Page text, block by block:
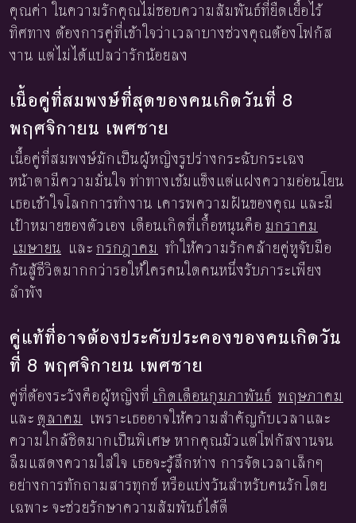
คุณค่า ในความรักคุณไม่ชอบความสัมพันธ์ที่ยืดเยื้อไร้
ทิศทาง ต้องการคู่ที่เข้าใจว่าเวลาบางช่วงคุณต้องโฟกัส
งาน แต่ไม่ได้แปลว่ารักน้อยลง
เนื้อคู่ที่สมพงษ์ที่สุดของคนเกิดวันที่ 8
พฤศจิกายน เพศชาย
เนื้อคู่ที่สมพงษ์มักเป็นผู้หญิงรูปร่างกระฉับกระเฉง
หน้าตามีความมั่นใจ ท่าทางเข้มแข็งแต่แฝงความอ่อนโยน
เธอเข้าใจโลกการทำงาน เคารพความฝันของคุณ และมี
เป้าหมายของตัวเอง เดือนเกิดที่เกื้อหนุนคือ มกราคม
เมษายน และ กรกฎาคม ทำให้ความรักคล้ายคู่หูจับมือ
กันสู้ชีวิตมากกว่ารอให้ใครคนใดคนหนึ่งรับภาระเพียง
ลำพัง
คู่แท้ที่อาจต้องประคับประคองของคนเกิดวัน
ที่ 8 พฤศจิกายน เพศชาย
คู่ที่ต้องระวังคือผู้หญิงที่ เกิดเดือนกุมภาพันธ์ พฤษภาคม
และ ตุลาคม เพราะเธออาจให้ความสำคัญกับเวลาและ
ความใกล้ชิดมากเป็นพิเศษ หากคุณมัวแต่โฟกัสงานจน
ลืมแสดงความใส่ใจ เธอจะรู้สึกห่าง การจัดเวลาเล็กๆ
อย่างการทักถามสารทุกข์ หรือแบ่งวันสำหรับคนรักโดย
เฉพาะ จะช่วยรักษาความสัมพันธ์ได้ดี